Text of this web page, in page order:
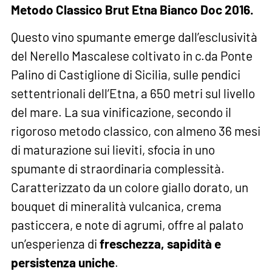
Metodo Classico Brut Etna Bianco Doc 2016.
Questo vino spumante emerge dall’esclusività
del Nerello Mascalese coltivato in c.da Ponte
Palino di Castiglione di Sicilia, sulle pendici
settentrionali dell’Etna, a 650 metri sul livello
del mare. La sua vinificazione, secondo il
rigoroso metodo classico, con almeno 36 mesi
di maturazione sui lieviti, sfocia in uno
spumante di straordinaria complessità.
Caratterizzato da un colore giallo dorato, un
bouquet di mineralità vulcanica, crema
pasticcera, e note di agrumi, offre al palato
un’esperienza di freschezza, sapidità e
persistenza uniche.